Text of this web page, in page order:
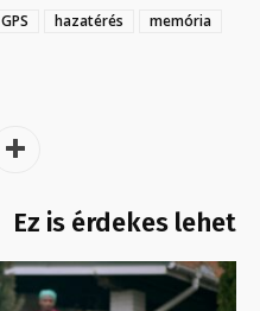
GPS hazatérés
memória
Ez is érdekes lehet